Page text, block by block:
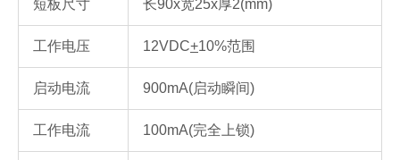
短板尺寸 长90x宽25x厚2(mm)
工作电压 12VDC+10%范围
启动电流 900mA(启动瞬间)
工作电流 100mA(完全上锁)